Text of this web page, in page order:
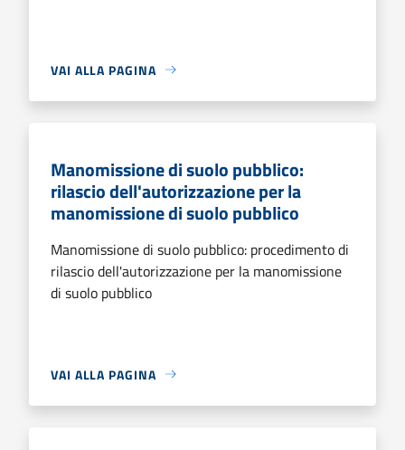
VAI ALLA PAGINA
Manomissione di suolo pubblico:
rilascio dell'autorizzazione per la
manomissione di suolo pubblico
Manomissione di suolo pubblico: procedimento di
rilascio dell'autorizzazione per la manomissione
di suolo pubblico
VAI ALLA PAGINA